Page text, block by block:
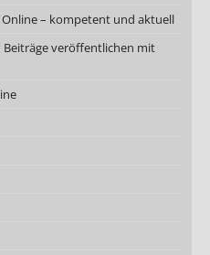
– kompetent und aktuell
veröffentlichen mit